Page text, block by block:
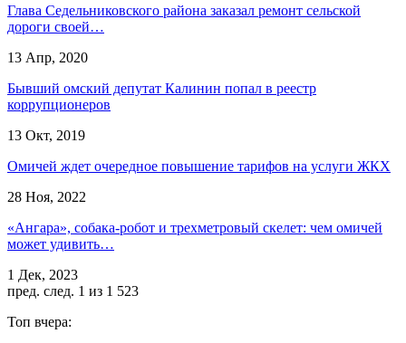
Глава Седельниковского района заказал ремонт сельской
дороги своей…
13 Апр, 2020
Бывший омский депутат Калинин попал в реестр
коррупционеров
13 Окт, 2019
Омичей ждет очередное повышение тарифов на услуги ЖКХ
28 Ноя, 2022
«Ангара», собака-робот и трехметровый скелет: чем омичей
может удивить…
1 Дек, 2023
пред. след. 1 из 1 523
Топ вчера: